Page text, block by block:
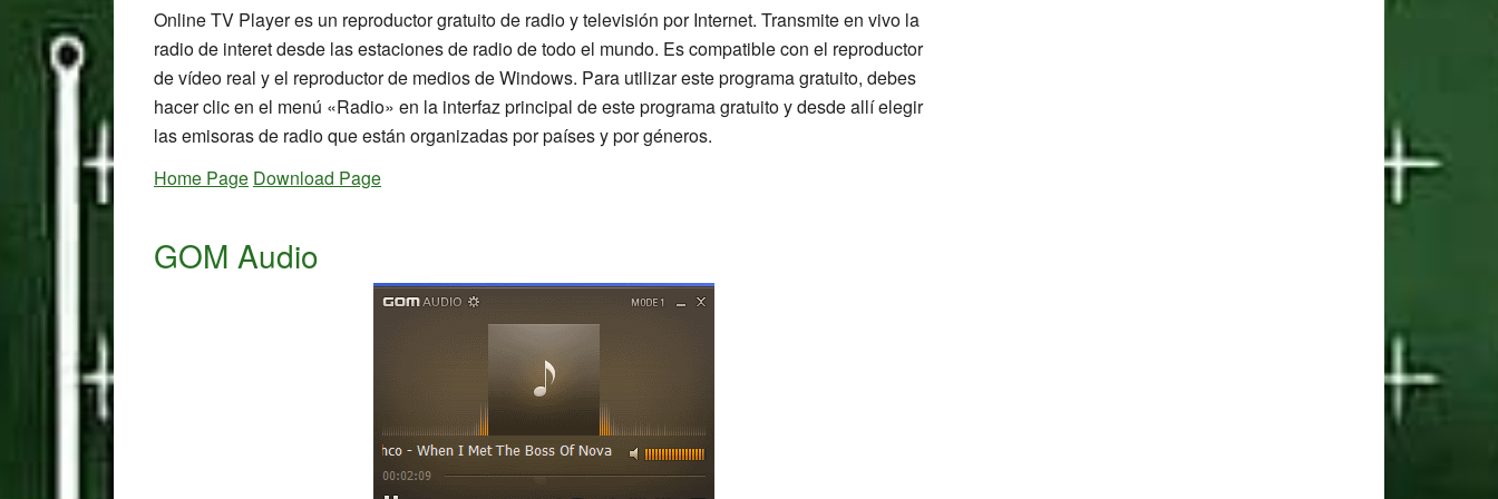
Online TV Player es un reproductor gratuito de radio y televisión por Internet. Transmite en vivo la
radio de interet desde las estaciones de radio de todo el mundo. Es compatible con el reproductor
de vídeo real y el reproductor de medios de Windows. Para utilizar este programa gratuito, debes
hacer clic en el menú «Radio» en la interfaz principal de este programa gratuito y desde allí elegir
las emisoras de radio que están organizadas por países y por géneros.
Home Page Download Page
GOM Audio